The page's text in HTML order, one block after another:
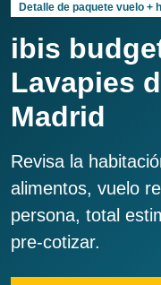
Detalle de paquete vuelo +
ibis
Lavapies
Madrid
Revisa la
alimentos, vuelo
persona, total
pre-cotizar.